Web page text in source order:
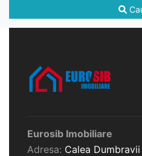
Eurosib Imobiliare
Adresa: Calea Dumbravii